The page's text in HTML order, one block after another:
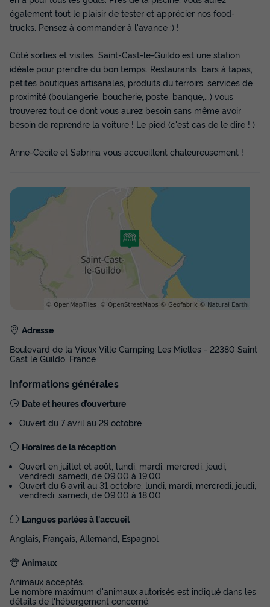
du16/10/2026au23/10/2026
Meilleur prix pour 7 nuits
Modifier les dates
448 €
Voir les disponibilités
MOBILHOME 5 personnes - 2 chambres
Surface
29m²
Adultes
5
Chambres
Terrasse semi-couverte Animaux autorisés *
Réfrigérateur
MOBILHOME 5 personnes - 2 chambres
Modifier les dates
Voir les disponibilités
également tout le plaisir de tester et apprécier nos food-
trucks. Pensez à commander à l'avance :) !
Côté sorties et visites, Saint-Cast-le-Guildo est une station
idéale pour prendre du bon temps. Restaurants, bars à tapas,
petites boutiques artisanales, produits du terroirs, services de
proximité (boulangerie, boucherie, poste, banque,...) vous
trouverez tout ce dont vous aurez besoin sans même avoir
besoin de reprendre la voiture ! Le pied (c'est cas de le dire ! )
Anne-Cécile et Sabrina vous accueillent chaleureusement !
Adresse
Boulevard de la Vieux Ville Camping Les Mielles - 22380 Saint
Cast le Guildo, France
Informations générales
Date et heures d’ouverture
Ouvert du 7 avril au 29 octobre
Horaires de la réception
Ouvert en juillet et août, lundi, mardi, mercredi, jeudi,
vendredi, samedi, de 09:00 à 19:00
Ouvert du 6 avril au 31 octobre, lundi, mardi, mercredi, jeudi,
vendredi, samedi, de 09:00 à 18:00
Langues parlées à l'accueil
Anglais, Français, Allemand, Espagnol
Animaux
Animaux acceptés.
Le nombre maximum d'animaux autorisés est indiqué dans les
détails de l'hébergement concerné.